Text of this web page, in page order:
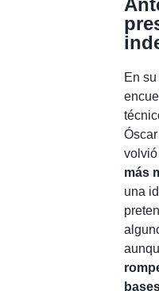
En
más
una